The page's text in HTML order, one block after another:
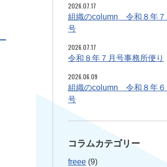
2026.07.17
組織のcolumn 令和８年７
号
2026.07.17
令和８年７月号事務所便り
2026.06.09
組織のcolumn 令和８年６
号
コラムカテゴリー
freee (9)